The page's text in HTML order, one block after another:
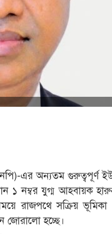
এর অন্যতম গুরুত্বপূর্ণ
১ নম্বর যুগ্ম আহবায়ক
রাজপথে সক্রিয় ভূমিকা
জোরালো হচ্ছে।